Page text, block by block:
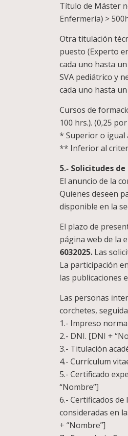
Título de Máster
Enfermería) >
Otra titulación
puesto (Experto
cada uno hasta
SVA pediátrico y
cada uno hasta
Cursos de
100 hrs.). (0,25
* Superior o igual
** Inferior al
5.- Solicitudes
El anuncio de la
Quienes deseen
disponible en la
El plazo de
página web de la
6032025. Las
La participación
las publicaciones
Las personas
corchetes,
1.- Impreso
2.- DNI. [DNI +
3.- Titulación
4.- Currículum
5.- Certificado
“Nombre”]
6.- Certificados
consideradas en
+ “Nombre”]